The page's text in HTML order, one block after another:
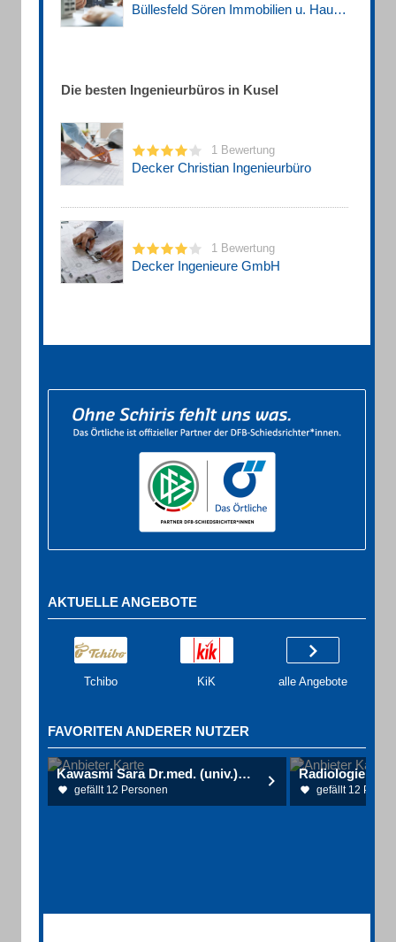
Büllesfeld Sören Immobilien u. Hausverwaltung / Bewertung-Vermittlung-Verwaltung
Die besten Ingenieurbüros in Kusel
1 Bewertung
Decker Christian Ingenieurbüro
1 Bewertung
Decker Ingenieure GmbH
AKTUELLE ANGEBOTE
Tchibo KiK alle Angebote
FAVORITEN ANDERER NUTZER
Kawasmi Sara Dr.med. (univ.) Haut- u. Geschlechtskrankheiten
gefällt 12 Personen
Radiologie
gefällt 12